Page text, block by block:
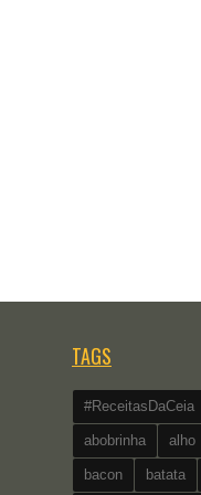
TAGS
#ReceitasDaCeia
abobrinha alho
bacon batata